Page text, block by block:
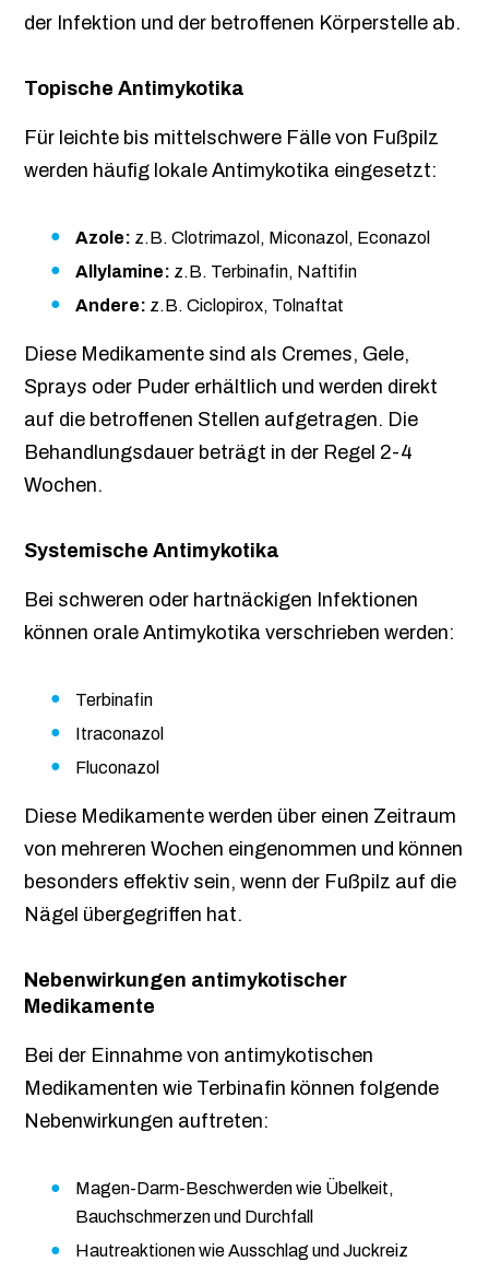
der Infektion und der betroffenen Körperstelle ab.
Topische Antimykotika
Für leichte bis mittelschwere Fälle von Fußpilz
werden häufig lokale Antimykotika eingesetzt:
Azole: z.B. Clotrimazol, Miconazol, Econazol
Allylamine: z.B. Terbinafin, Naftifin
Andere: z.B. Ciclopirox, Tolnaftat
Diese Medikamente sind als Cremes, Gele,
Sprays oder Puder erhältlich und werden direkt
auf die betroffenen Stellen aufgetragen. Die
Behandlungsdauer beträgt in der Regel 2-4
Wochen.
Systemische Antimykotika
Bei schweren oder hartnäckigen Infektionen
können orale Antimykotika verschrieben werden:
Terbinafin
Itraconazol
Fluconazol
Diese Medikamente werden über einen Zeitraum
von mehreren Wochen eingenommen und können
besonders effektiv sein, wenn der Fußpilz auf die
Nägel übergegriffen hat.
Nebenwirkungen antimykotischer
Medikamente
Bei der Einnahme von antimykotischen
Medikamenten wie Terbinafin können folgende
Nebenwirkungen auftreten:
Magen-Darm-Beschwerden wie Übelkeit,
Bauchschmerzen und Durchfall
Hautreaktionen wie Ausschlag und Juckreiz